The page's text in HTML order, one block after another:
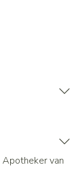
Apotheker van